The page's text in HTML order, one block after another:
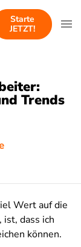
Starte
JETZT!
Trends
Wert auf die
dass ich
können.